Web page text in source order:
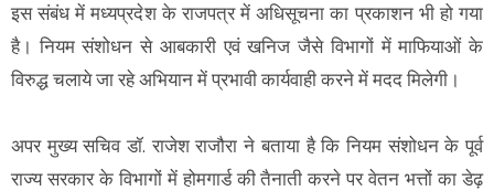
इस संबंध में मध्यप्रदेश के राजपत्र में अधिसूचना का प्रकाशन भी हो गया
है। नियम संशोधन से आबकारी एवं खनिज जैसे विभागों में माफियाओं के
विरुद्ध चलाये जा रहे अभियान में प्रभावी कार्यवाही करने में मदद मिलेगी।
अपर मुख्य सचिव डॉ. राजेश राजौरा ने बताया है कि नियम संशोधन के पूर्व
राज्य सरकार के विभागों में होमगार्ड की तैनाती करने पर वेतन भत्तों का डेढ़